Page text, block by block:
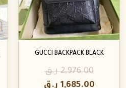
GUCCI BACKPACK BLACK
2,976.00 ر.ق
1,685.00 ر.ق